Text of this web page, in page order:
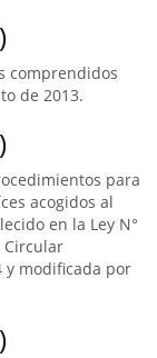
comprendidos
de 2013.
para
acogidos al
en la Ley N°
Circular
y modificada por